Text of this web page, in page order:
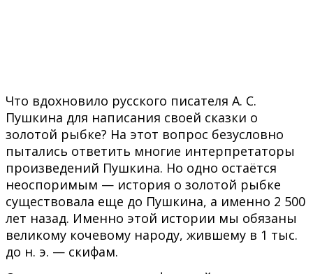
Что вдохновило русского писателя А. С.
Пушкина для написания своей сказки о
золотой рыбке? На этот вопрос безусловно
пытались ответить многие интерпретаторы
произведений Пушкина. Но одно остаётся
неоспоримым — история о золотой рыбке
существовала еще до Пушкина, а именно 2 500
лет назад. Именно этой истории мы обязаны
великому кочевому народу, жившему в 1 тыс.
до н. э. — скифам.